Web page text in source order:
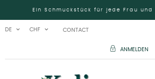
Ein Schmuckstück für jede Frau und
DE CHF CONTACT
ANMELDEN